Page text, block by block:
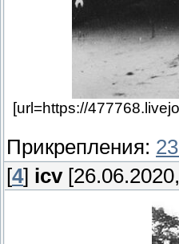
[url=https://
Прикрепления:
[4] icv